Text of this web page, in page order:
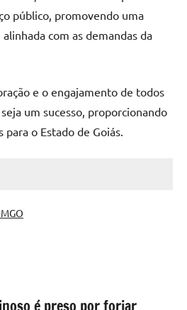
público, promovendo uma
com as demandas da
e o engajamento de todos
um sucesso, proporcionando
o Estado de Goiás.